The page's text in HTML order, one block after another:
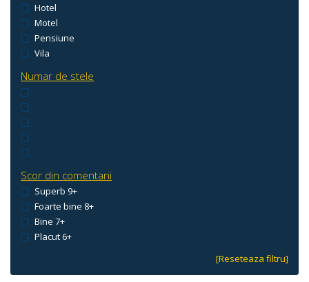
Hotel
Motel
Pensiune
Vila
Numar de stele
Scor din comentarii
Superb 9+
Foarte bine 8+
Bine 7+
Placut 6+
[Reseteaza filtru]